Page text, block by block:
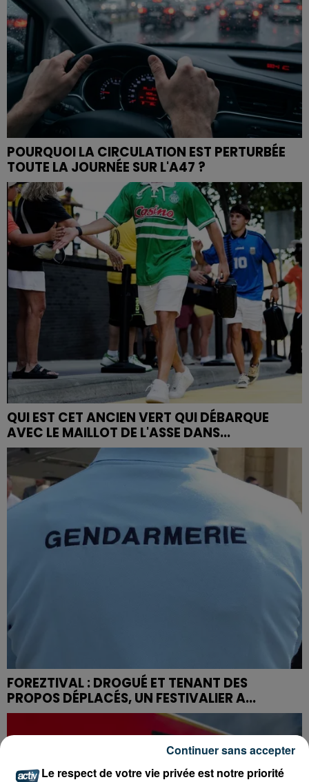
POURQUOI LA CIRCULATION EST PERTURBÉE
TOUTE LA JOURNÉE SUR L'A47 ?
QUI EST CET ANCIEN VERT QUI DÉBARQUE
AVEC LE MAILLOT DE L'ASSE DANS...
FOREZTIVAL : DROGUÉ ET TENANT DES
PROPOS DÉPLACÉS, UN FESTIVALIER A...
Le respect de votre vie privée est notre priorité
Continuer sans accepter